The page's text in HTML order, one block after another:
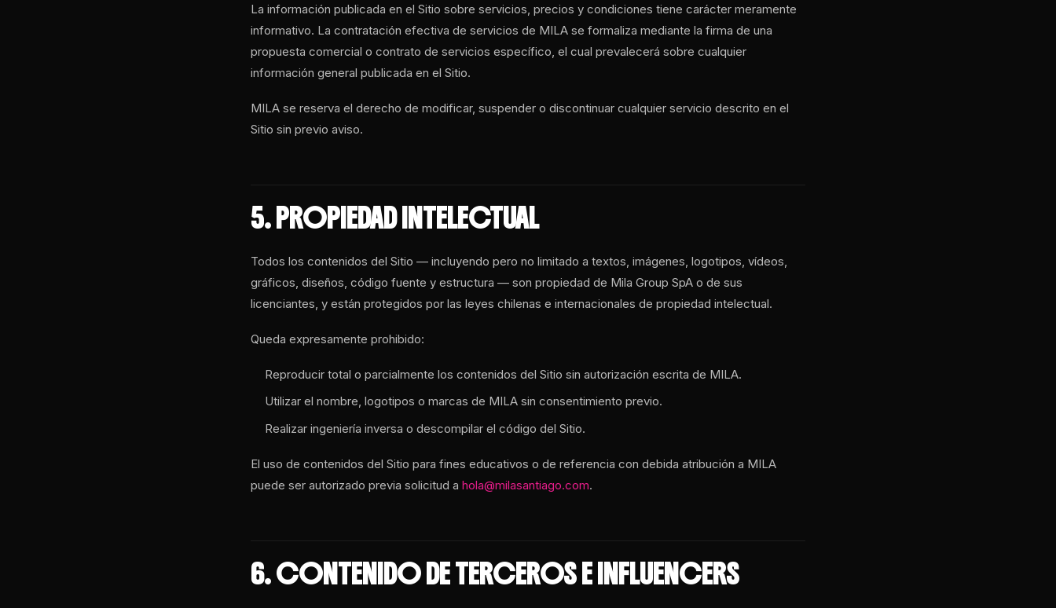
La información publicada en el Sitio sobre servicios, precios y condiciones tiene carácter meramente
informativo. La contratación efectiva de servicios de MILA se formaliza mediante la firma de una
propuesta comercial o contrato de servicios específico, el cual prevalecerá sobre cualquier
información general publicada en el Sitio.
MILA se reserva el derecho de modificar, suspender o discontinuar cualquier servicio descrito en el
Sitio sin previo aviso.
5. PROPIEDAD INTELECTUAL
Todos los contenidos del Sitio — incluyendo pero no limitado a textos, imágenes, logotipos, vídeos,
gráficos, diseños, código fuente y estructura — son propiedad de Mila Group SpA o de sus
licenciantes, y están protegidos por las leyes chilenas e internacionales de propiedad intelectual.
Queda expresamente prohibido:
Reproducir total o parcialmente los contenidos del Sitio sin autorización escrita de MILA.
Utilizar el nombre, logotipos o marcas de MILA sin consentimiento previo.
Realizar ingeniería inversa o descompilar el código del Sitio.
El uso de contenidos del Sitio para fines educativos o de referencia con debida atribución a MILA
puede ser autorizado previa solicitud ahola@milasantiago.com.
6. CONTENIDO DE TERCEROS E INFLUENCERS